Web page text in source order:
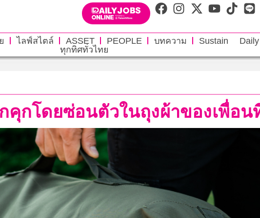
ไลฟ์สไตล์ ASSET PEOPLE บทความ Sustain Daily
ทุกทิศทั่วไทย
กโดยซ่อนตัวในถุงผ้าของเพื่อ